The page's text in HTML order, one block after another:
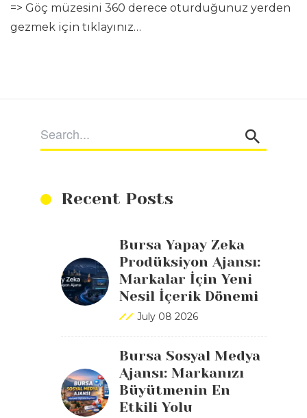
Recent Posts
Bursa Yapay Zeka
Prodüksiyon Ajansı:
Markalar İçin Yeni
Nesil İçerik Dönemi
July 08 2026
Bursa Sosyal Medya
Ajansı: Markanızı
Büyütmenin En
Etkili Yolu
=> Göç müzesini 360 derece oturduğunuz yerden
gezmek için tıklayınız…